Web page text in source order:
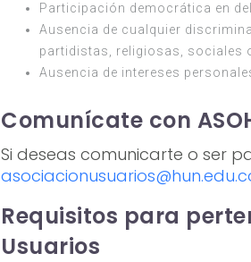
Participación democrática en
Ausencia de cualquier
partidistas, religiosas, sociales
Ausencia de intereses
Comunícate con
Si deseas comunicarte o ser
Requisitos para
Usuarios